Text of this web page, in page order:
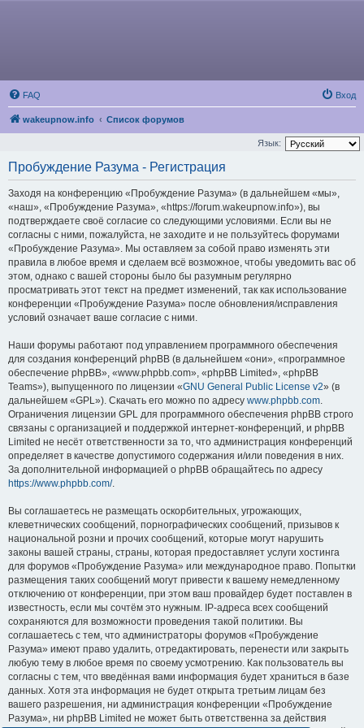
FAQ Вход
wakeupnow.info Список форумов
Язык:
Пробуждение Разума - Регистрация
Заходя на конференцию «Пробуждение Разума» (в дальнейшем «мы»,
«наш», «Пробуждение Разума», «https://forum.wakeupnow.info»), вы
подтверждаете своё согласие со следующими условиями. Если вы не
согласны с ними, пожалуйста, не заходите и не пользуйтесь форумами
«Пробуждение Разума». Мы оставляем за собой право изменять эти
правила в любое время и сделаем всё возможное, чтобы уведомить вас об
этом, однако с вашей стороны было бы разумным регулярно
просматривать этот текст на предмет изменений, так как использование
конференции «Пробуждение Разума» после обновления/исправления
условий означает ваше согласие с ними.
Наши форумы работают под управлением программного обеспечения
для создания конференций phpBB (в дальнейшем «они», «программное
обеспечение phpBB», «www.phpbb.com», «phpBB Limited», «phpBB
Teams»), выпущенного по лицензии «GNU General Public License v2» (в
дальнейшем «GPL»). Скачать его можно по адресу www.phpbb.com.
Ограничения лицензии GPL для программного обеспечения phpBB строго
связаны с организацией и поддержкой интернет-конференций, и phpBB
Limited не несёт ответственности за то, что администрация конференций
определяет в качестве допустимого содержания и/или поведения в них.
За дополнительной информацией о phpBB обращайтесь по адресу
https://www.phpbb.com/.
Вы соглашаетесь не размещать оскорбительных, угрожающих,
клеветнических сообщений, порнографических сообщений, призывов к
национальной розни и прочих сообщений, которые могут нарушить
законы вашей страны, страны, которая предоставляет услуги хостинга
для форумов «Пробуждение Разума» или международное право. Попытки
размещения таких сообщений могут привести к вашему немедленному
отключению от конференции, при этом ваш провайдер будет поставлен в
известность, если мы сочтём это нужным. IP-адреса всех сообщений
сохраняются для возможности проведения такой политики. Вы
соглашаетесь с тем, что администраторы форумов «Пробуждение
Разума» имеют право удалить, отредактировать, перенести или закрыть
любую тему в любое время по своему усмотрению. Как пользователь вы
согласны с тем, что введённая вами информация будет храниться в базе
данных. Хотя эта информация не будет открыта третьим лицам без
вашего разрешения, ни администрация конференции «Пробуждение
Разума», ни phpBB Limited не может быть ответственна за действия